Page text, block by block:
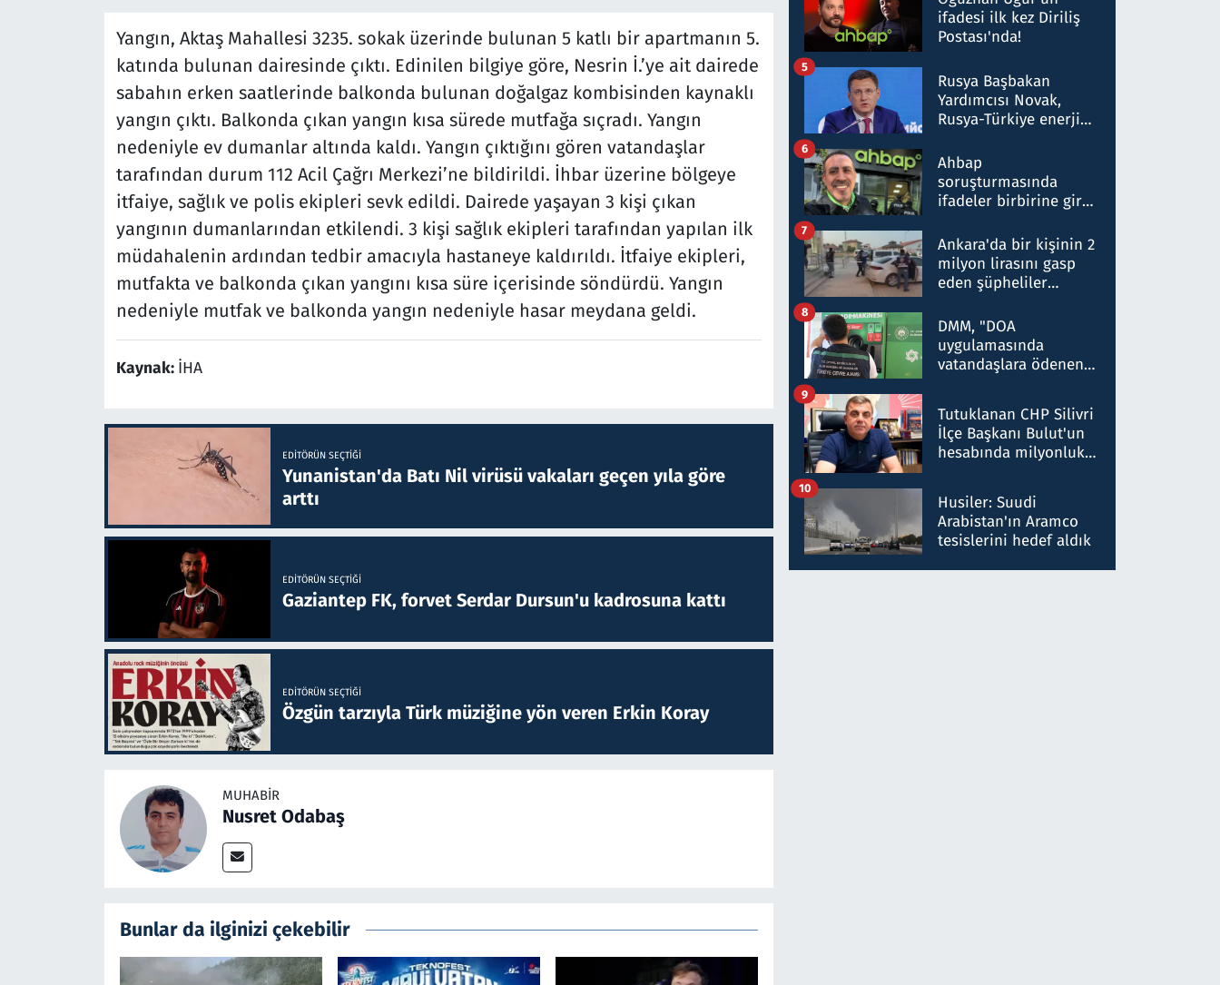
Yangın, Aktaş Mahallesi 3235. sokak üzerinde bulunan 5 katlı bir apartmanın 5.
katında bulunan dairesinde çıktı. Edinilen bilgiye göre, Nesrin İ.’ye ait dairede
sabahın erken saatlerinde balkonda bulunan doğalgaz kombisinden kaynaklı
yangın çıktı. Balkonda çıkan yangın kısa sürede mutfağa sıçradı. Yangın
nedeniyle ev dumanlar altında kaldı. Yangın çıktığını gören vatandaşlar
tarafından durum 112 Acil Çağrı Merkezi’ne bildirildi. İhbar üzerine bölgeye
itfaiye, sağlık ve polis ekipleri sevk edildi. Dairede yaşayan 3 kişi çıkan
yangının dumanlarından etkilendi. 3 kişi sağlık ekipleri tarafından yapılan ilk
müdahalenin ardından tedbir amacıyla hastaneye kaldırıldı. İtfaiye ekipleri,
mutfakta ve balkonda çıkan yangını kısa süre içerisinde söndürdü. Yangın
nedeniyle mutfak ve balkonda yangın nedeniyle hasar meydana geldi.
Kaynak: İHA
EDITÖRÜN SEÇTIĞI
Yunanistan'da Batı Nil virüsü vakaları geçen yıla göre
arttı
EDITÖRÜN SEÇTIĞI
Gaziantep FK, forvet Serdar Dursun'u kadrosuna kattı
EDITÖRÜN SEÇTIĞI
Özgün tarzıyla Türk müziğine yön veren Erkin Koray
MUHABIR
Nusret Odabaş
Bunlar da ilginizi çekebilir
ifadesi ilk kez Diriliş
Postası'nda!
Rusya Başbakan
Yardımcısı Novak,
Rusya-Türkiye enerji
nitelikte olduğunu
belirtti
5
Ahbap
soruşturmasında
ifadeler birbirine girdi:
ifadelerinden ortaya
çıkan tablo şok etti
6
Ankara'da bir kişinin 2
milyon lirasını gasp
eden şüpheliler
7
DMM, "DOA
uygulamasında
vatandaşlara ödenen
düşürüldüğü" iddiasını
yalanladı
8
Tutuklanan CHP Silivri
İlçe Başkanı Bulut'un
hesabında milyonluk
talimat verdi, ben
gönderdim
9
Husiler: Suudi
Arabistan'ın Aramco
tesislerini hedef aldık
10